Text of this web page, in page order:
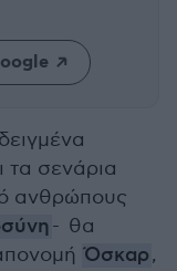
τα σενάρια
ανθρώπους
- θα
Όσκαρ,